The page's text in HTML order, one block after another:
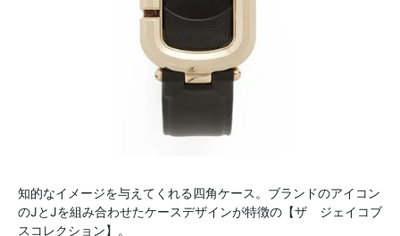
知的なイメージを与えてくれる四角ケース。ブランドのアイコン
のJとJを組み合わせたケースデザインが特徴の【ザ ジェイコブ
スコレクション】。